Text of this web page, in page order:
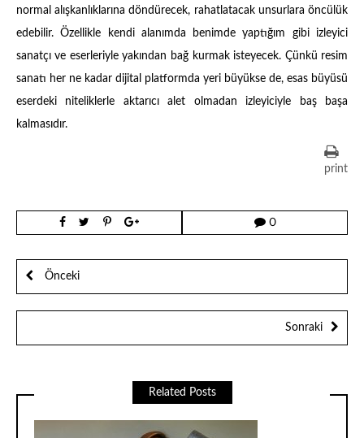
normal alışkanlıklarına döndürecek, rahatlatacak unsurlara öncülük
edebilir. Özellikle kendi alanımda benimde yaptığım gibi izleyici
sanatçı ve eserleriyle yakından bağ kurmak isteyecek. Çünkü resim
sanatı her ne kadar dijital platformda yeri büyükse de, esas büyüsü
eserdeki niteliklerle aktarıcı alet olmadan izleyiciyle baş başa
kalmasıdır.
print
0
Önceki
Sonraki
Related Posts